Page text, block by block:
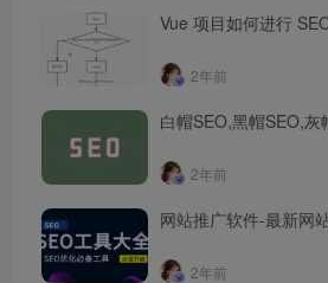
Vue 项目如何进行
2年前
白帽SEO,黑帽SEO,灰
2年前
网站推广软件-最新网
2年前